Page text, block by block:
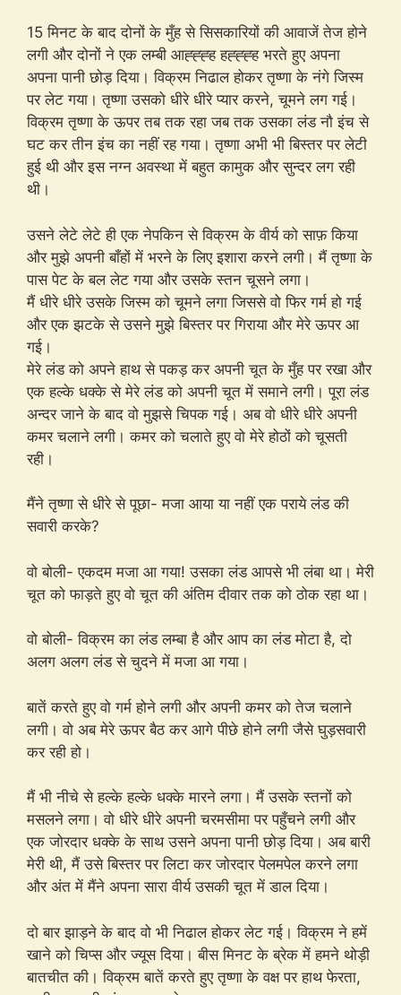
15 मिनट के बाद दोनों के मुँह से सिसकारियों की आवाजें तेज होने
लगी और दोनों ने एक लम्बी आह्ह्ह्ह हह्ह्ह्ह भरते हुए अपना
अपना पानी छोड़ दिया। विक्रम निढाल होकर तृष्णा के नंगे जिस्म
पर लेट गया। तृष्णा उसको धीरे धीरे प्यार करने, चूमने लग गई।
विक्रम तृष्णा के ऊपर तब तक रहा जब तक उसका लंड नौ इंच से
घट कर तीन इंच का नहीं रह गया। तृष्णा अभी भी बिस्तर पर लेटी
हुई थी और इस नग्न अवस्था में बहुत कामुक और सुन्दर लग रही
थी।
उसने लेटे लेटे ही एक नेपकिन से विक्रम के वीर्य को साफ़ किया
और मुझे अपनी बाँहों में भरने के लिए इशारा करने लगी। मैं तृष्णा के
पास पेट के बल लेट गया और उसके स्तन चूसने लगा।
मैं धीरे धीरे उसके जिस्म को चूमने लगा जिससे वो फिर गर्म हो गई
और एक झटके से उसने मुझे बिस्तर पर गिराया और मेरे ऊपर आ
गई।
मेरे लंड को अपने हाथ से पकड़ कर अपनी चूत के मुँह पर रखा और
एक हल्के धक्के से मेरे लंड को अपनी चूत में समाने लगी। पूरा लंड
अन्दर जाने के बाद वो मुझसे चिपक गई। अब वो धीरे धीरे अपनी
कमर चलाने लगी। कमर को चलाते हुए वो मेरे होठों को चूसती
रही।
मैंने तृष्णा से धीरे से पूछा- मजा आया या नहीं एक पराये लंड की
सवारी करके?
वो बोली- एकदम मजा आ गया! उसका लंड आपसे भी लंबा था। मेरी
चूत को फाड़ते हुए वो चूत की अंतिम दीवार तक को ठोक रहा था।
वो बोली- विक्रम का लंड लम्बा है और आप का लंड मोटा है, दो
अलग अलग लंड से चुदने में मजा आ गया।
बातें करते हुए वो गर्म होने लगी और अपनी कमर को तेज चलाने
लगी। वो अब मेरे ऊपर बैठ कर आगे पीछे होने लगी जैसे घुड़सवारी
कर रही हो।
मैं भी नीचे से हल्के हल्के धक्के मारने लगा। मैं उसके स्तनों को
मसलने लगा। वो धीरे धीरे अपनी चरमसीमा पर पहुँचने लगी और
एक जोरदार धक्के के साथ उसने अपना पानी छोड़ दिया। अब बारी
मेरी थी, मैं उसे बिस्तर पर लिटा कर जोरदार पेलमपेल करने लगा
और अंत में मैंने अपना सारा वीर्य उसकी चूत में डाल दिया।
दो बार झाड़ने के बाद वो भी निढाल होकर लेट गई। विक्रम ने हमें
खाने को चिप्स और ज्यूस दिया। बीस मिनट के ब्रेक में हमने थोड़ी
बातचीत की। विक्रम बातें करते हुए तृष्णा के वक्ष पर हाथ फेरता,